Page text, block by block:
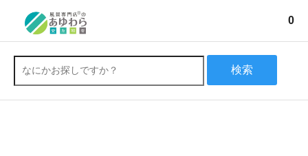
0
検索